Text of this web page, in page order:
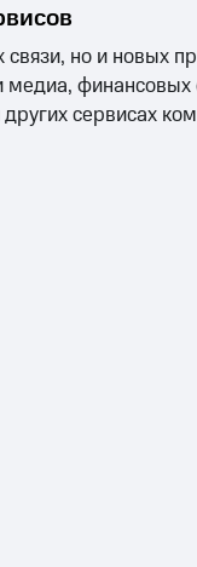
связи, но и новых
финансовых
сервисах